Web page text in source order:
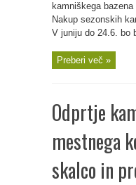
kamniškega
Nakup sezonskih
V juniju do 24.6. bo
Preberi več »
Odprtje
mestnega
skalco in